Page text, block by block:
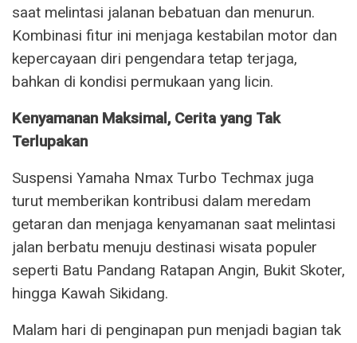
saat melintasi jalanan bebatuan dan menurun.
Kombinasi fitur ini menjaga kestabilan motor dan
kepercayaan diri pengendara tetap terjaga,
bahkan di kondisi permukaan yang licin.
Kenyamanan Maksimal, Cerita yang Tak
Terlupakan
Suspensi Yamaha Nmax Turbo Techmax juga
turut memberikan kontribusi dalam meredam
getaran dan menjaga kenyamanan saat melintasi
jalan berbatu menuju destinasi wisata populer
seperti Batu Pandang Ratapan Angin, Bukit Skoter,
hingga Kawah Sikidang.
Malam hari di penginapan pun menjadi bagian tak